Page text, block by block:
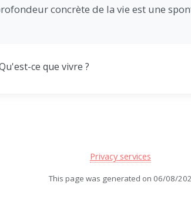
concrète de la vie est une
ce que vivre ?
Privacy services
This page was generated on 06/08/